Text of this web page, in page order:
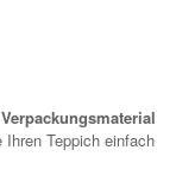
Verpackungsmaterial
Teppich einfach